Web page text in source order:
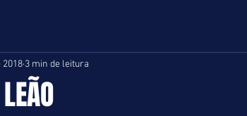
2018 3 min de leitura